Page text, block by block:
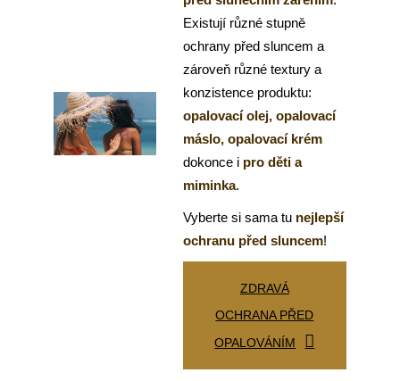
Existují různé stupně
ochrany před sluncem a
zároveň různé textury a
konzistence produktu:
opalovací olej, opalovací
máslo, opalovací krém
dokonce i pro děti a
miminka.
Vyberte si sama tu nejlepší
ochranu před sluncem!
ZDRAVÁ
OCHRANA PŘED
OPALOVÁNÍM